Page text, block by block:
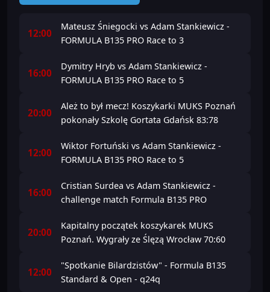
12:00
Mateusz Śniegocki vs Adam Stankiewicz -
FORMULA B135 PRO Race to 3
16:00
Dymitry Hryb vs Adam Stankiewicz -
FORMULA B135 PRO Race to 5
20:00
Ależ to był mecz! Koszykarki MUKS Poznań
pokonały Szkolę Gortata Gdańsk 83:78
12:00
Wiktor Fortuński vs Adam Stankiewicz -
FORMULA B135 PRO Race to 5
16:00
Cristian Surdea vs Adam Stankiewicz -
challenge match Formula B135 PRO
20:00
Kapitalny początek koszykarek MUKS
Poznań. Wygrały ze Ślęzą Wrocław 70:60
12:00
"Spotkanie Bilardzistów" - Formula B135
Standard & Open - q24q